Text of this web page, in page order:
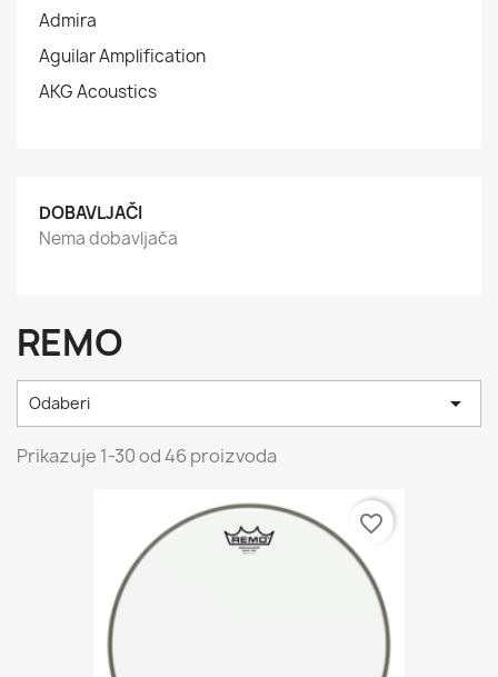
Admira
Aguilar Amplification
AKG Acoustics
DOBAVLJAČI
Nema dobavljača
REMO
Odaberi 
Prikazuje 1-30 od 46 proizvoda
favorite_border